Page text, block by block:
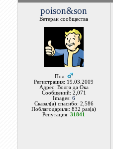
poison&son
Ветеран сообщества
Пол:
Регистрация: 19.03.2009
Адрес: Волга да Ока
Сообщений: 2,071
Images: 6
Сказал(а) спасибо: 2,586
Поблагодарили: 832 раз(а)
Репутация:31841